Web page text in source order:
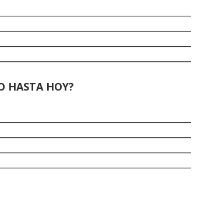
HASTA HOY?